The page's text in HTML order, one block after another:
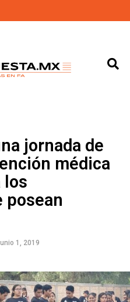
jornada de
médica
los
posean
1, 2019